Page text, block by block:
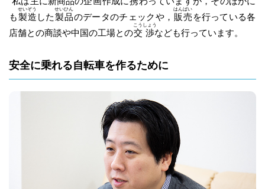
も製
せい
造
ぞう
した製
せい
品
ひん
のデータのチェックや， 販
はん
売
ばい
を行っている各
店舗との商談や中国の工場との交
こう
渉
しょう
なども行っています。
安全に乗れる自転車を作るために